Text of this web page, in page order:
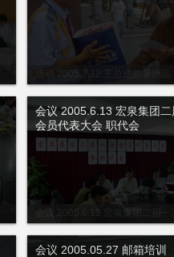
活动 2005.7.12 王总送防暑物品
会议 2005.6.13 宏泉集团二届
会议 2005.6.13 宏泉集团二
会员代表大会 职代会
会议 2005.05.27 邮箱培训